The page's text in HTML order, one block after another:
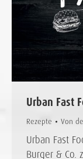
Urban Fast
Rezepte Von
Urban Fast
Burger & Co.